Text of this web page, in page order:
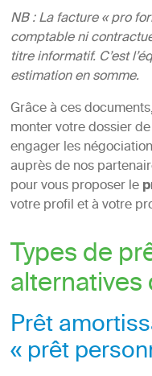
NB : La facture « pro
comptable ni
titre informatif. C’est
estimation en somme.
Grâce à ces
monter votre dossier
engager les
auprès de nos
pour vous proposer le
votre profil et à votre
Types de
Prêt
« prêt